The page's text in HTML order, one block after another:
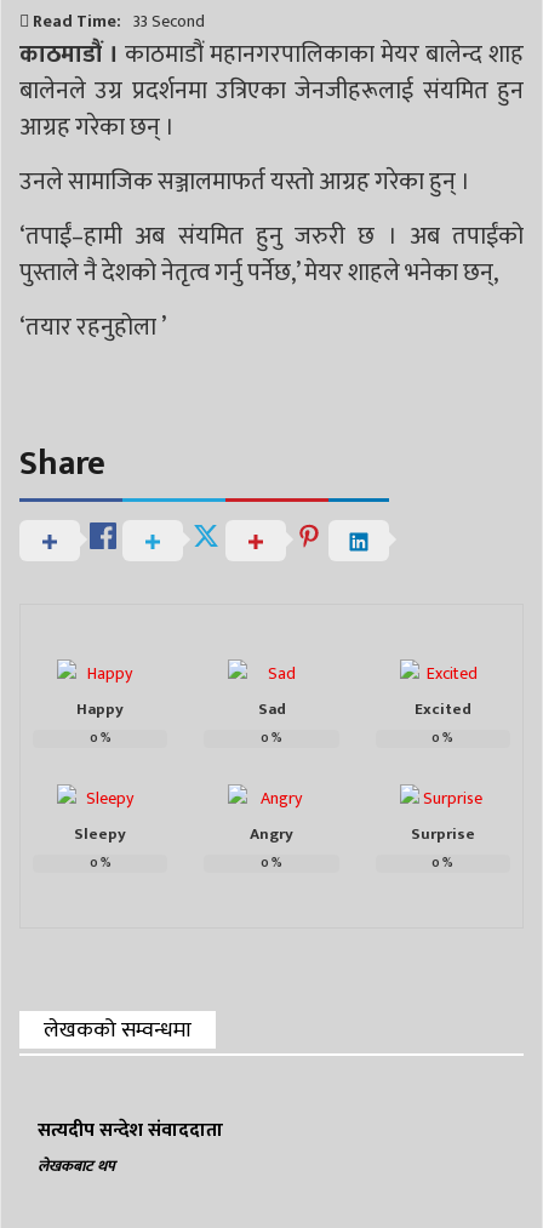
Read Time: 33 Second
काठमाडौं । काठमाडौं महानगरपालिकाका मेयर बालेन्द शाह
बालेनले उग्र प्रदर्शनमा उत्रिएका जेनजीहरूलाई संयमित हुन
आग्रह गरेका छन् ।
उनले सामाजिक सञ्जालमाफर्त यस्तो आग्रह गरेका हुन् ।
‘तपाईं–हामी अब संयमित हुनु जरुरी छ । अब तपाईंको
पुस्ताले नै देशको नेतृत्व गर्नु पर्नेछ,’ मेयर शाहले भनेका छन्,
‘तयार रहनुहोला ’
Share
Happy
0%
Sad
0%
Excited
0%
Sleepy
0%
Angry
0%
Surprise
0%
लेखकको सम्वन्धमा
सत्यदीप सन्देश संवाददाता
लेखकबाट थप